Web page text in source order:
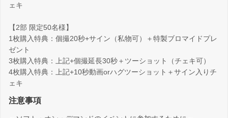
ェキ
【2部 限定50名様】
1枚購入特典：個撮20秒+サイン（私物可）＋特製ブロマイドプレ
ゼント
3枚購入特典：上記+個撮延長30秒＋ツーショット（チェキ可）
4枚購入特典：上記+10秒動画orハグツーショット＋サイン入りチ
ェキ
注意事項